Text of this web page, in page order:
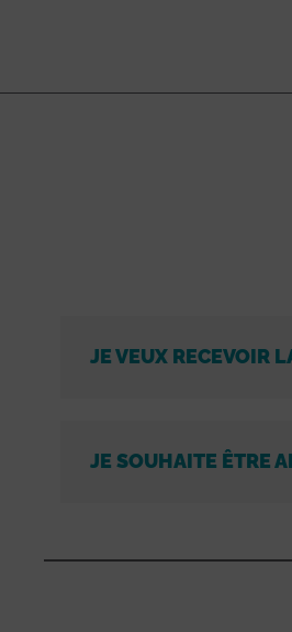
JE VEUX RECEVOIR
JE SOUHAITE ÊTRE